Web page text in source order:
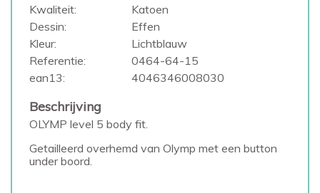
Kwaliteit:
Katoen
Dessin:
Effen
Kleur:
Lichtblauw
Referentie:
0464-64-15
ean13:
4046346008030
Beschrijving
OLYMP level 5 body fit.
Getailleerd overhemd van Olymp met een button
under boord.